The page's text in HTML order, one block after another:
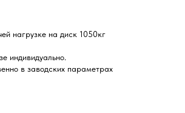
нагрузке на диск 1050кг
индивидуально.
в заводских параметрах